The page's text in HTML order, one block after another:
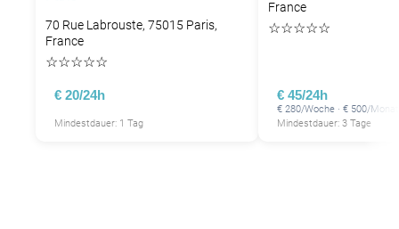
70 Rue Labrouste, 75015 Paris,
France
☆☆☆☆☆
€ 20/24h
Mindestdauer: 1 Tag
France
☆☆☆☆☆
€ 45/24h
€ 280/Woche · € 500/Monat
Mindestdauer: 3 Tage